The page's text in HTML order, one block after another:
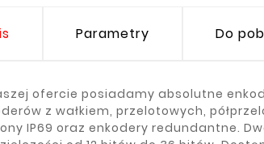
Parametry Do
ofercie posiadamy absolutne
z wałkiem, przelotowych,
IP69 oraz enkodery redundantne.